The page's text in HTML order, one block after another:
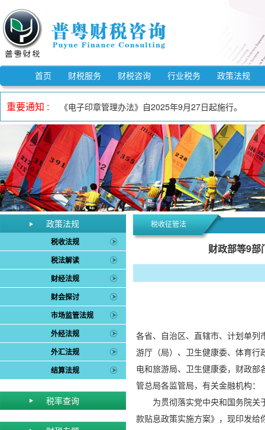
首页 财税服务 财税咨询 行业税务 政策法规
重要通知 :
《市场监督管理信用修复管理办法》自2025年12月25
《中华人民共和国反不正当竞争法》自2025年10月15
自2023年1月1日至2027年12月31日，适用3%预征率
《电子印章管理办法》自2025年9月27日起施行。
自2023年1月1日至2027年12月31日，增值税小规模纳
自2023年1月1日至2027年12月31日，对月销售额10
《欠税公告办法》自2026年3月1日起施行。
《中华人民共和国增值税法实施条例》自2026年1月1日
自2023年1月1日至2027年12月31日，允许先进制造业
《中华人民共和国增值税法》自2026年1月1日起施行。
《市场监督管理信用修复管理办法》自2025年12月25
《中华人民共和国反不正当竞争法》自2025年10月15
政策法规
税收法规
税法解读
财经法规
财会探讨
市场监管法规
外经法规
外汇法规
结算法规
税率查询
税收征管法
财政部等9部
各省、自治区、直辖市、计划单
游厅（局）、卫生健康委、体育
电和旅游局、卫生健康委，财政
管总局各监管局，有关金融机构：
为贯彻落实党中央和国务院关
款贴息政策实施方案》，现印发